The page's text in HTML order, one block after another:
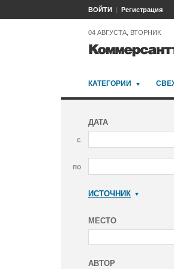
ВОЙТИ Регистрация
04 АВГУСТА, ВТОРНИК
КАТЕГОРИИ
ДАТА
с
по
ИСТОЧНИК
МЕСТО
АВТОР